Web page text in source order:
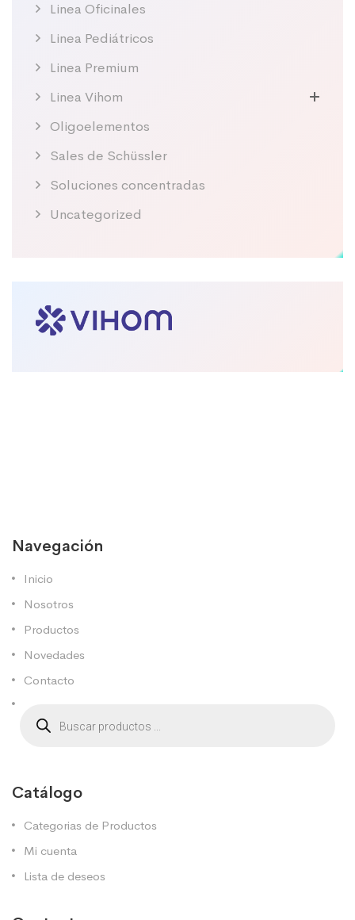
Linea Oficinales
Linea Pediátricos
Linea Premium
Linea Vihom
Oligoelementos
Sales de Schüssler
Soluciones concentradas
Uncategorized
Navegación
Inicio
Nosotros
Productos
Novedades
Contacto
Catálogo
Categorias de Productos
Mi cuenta
Lista de deseos